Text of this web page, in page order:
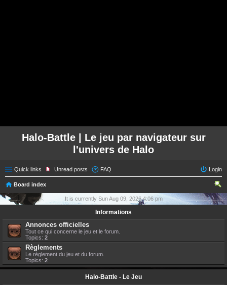
Halo-Battle | Le jeu par navigateur sur
l'univers de Halo
Quick links Unread posts FAQ Login
Board index
ear
It is currently Sun Aug 09, 2026 4:06 pm
Informations
Annonces officielles
Tout ce qui concerne le jeu et le forum.
Topics: 2
Règlements
Le règlement du jeu et du forum.
Topics: 2
Halo-Battle - Le Jeu